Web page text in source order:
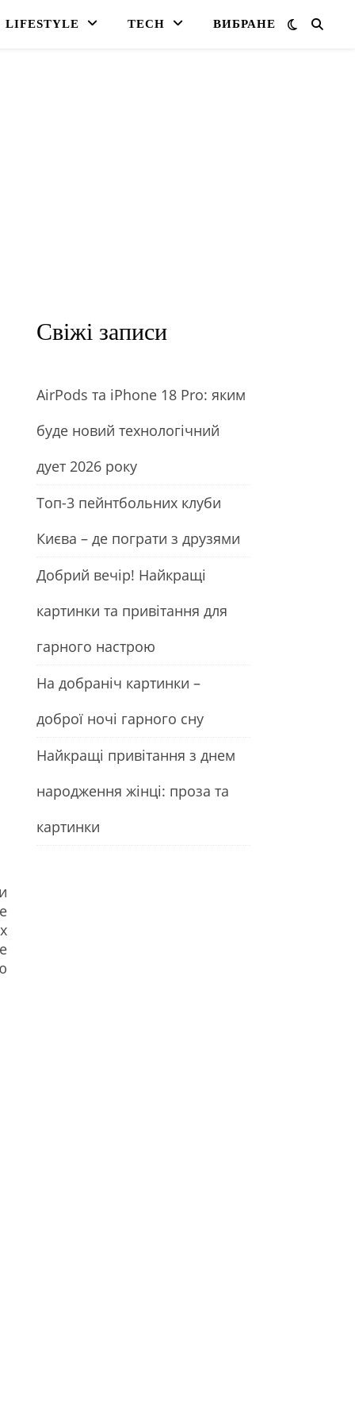
LIFESTYLE TECH ВИБРАНЕ
Свіжі записи
АirРods та iРhone 18 Рro: яким
буде новий технологічний
дует 2026 року
Топ-3 пейнтбольних клуби
Києва – де пограти з друзями
Добрий вечір! Найкращі
картинки та привітання для
гарного настрою
На добраніч картинки –
доброї ночі гарного сну
Найкращі привітання з днем
народження жінці: проза та
картинки